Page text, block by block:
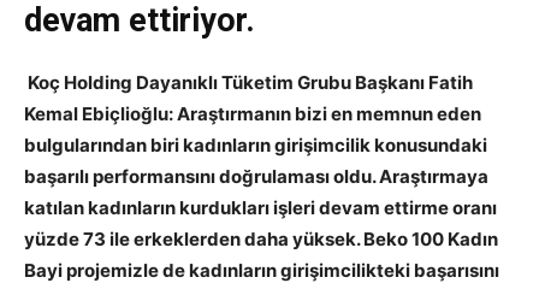
devam ettiriyor.
Koç Holding Dayanıklı Tüketim Grubu Başkanı Fatih
Kemal Ebiçlioğlu: Araştırmanın bizi en memnun eden
bulgularından biri kadınların girişimcilik konusundaki
başarılı performansını doğrulaması oldu. Araştırmaya
katılan kadınların kurdukları işleri devam ettirme oranı
yüzde 73 ile erkeklerden daha yüksek. Beko 100 Kadın
Bayi projemizle de kadınların girişimcilikteki başarısını